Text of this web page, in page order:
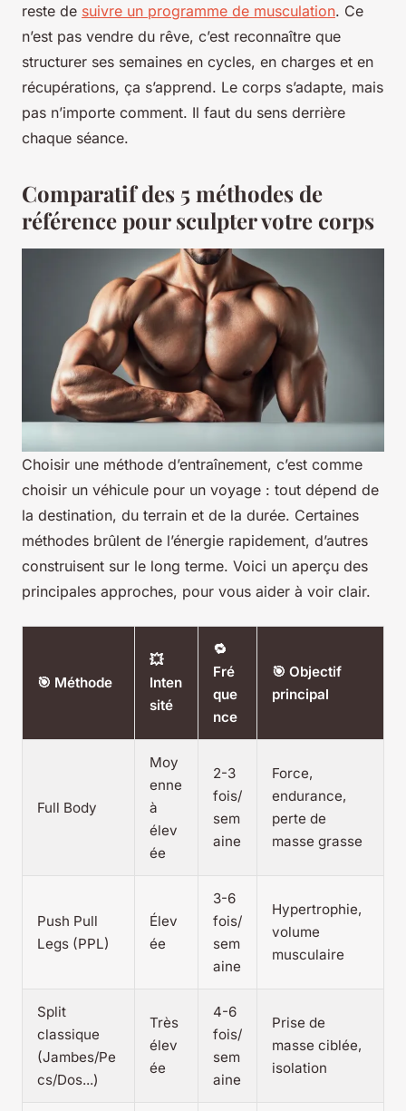
reste de suivre un programme de musculation. Ce
n’est pas vendre du rêve, c’est reconnaître que
structurer ses semaines en cycles, en charges et en
récupérations, ça s’apprend. Le corps s’adapte, mais
pas n’importe comment. Il faut du sens derrière
chaque séance.
Comparatif des 5 méthodes de
référence pour sculpter votre corps
Choisir une méthode d’entraînement, c’est comme
choisir un véhicule pour un voyage : tout dépend de
la destination, du terrain et de la durée. Certaines
méthodes brûlent de l’énergie rapidement, d’autres
construisent sur le long terme. Voici un aperçu des
principales approches, pour vous aider à voir clair.
🎯 Méthode
💥
Inten
sité
🔁
Fré
que
nce
🎯 Objectif
principal
Full Body
Moy
enne
à
élev
ée
2-3
fois/
sem
aine
Force,
endurance,
perte de
masse grasse
Push Pull
Legs (PPL)
Élev
ée
3-6
fois/
sem
aine
Hypertrophie,
volume
musculaire
Split
classique
(Jambes/Pe
cs/Dos...)
Très
élev
ée
4-6
fois/
sem
aine
Prise de
masse ciblée,
isolation